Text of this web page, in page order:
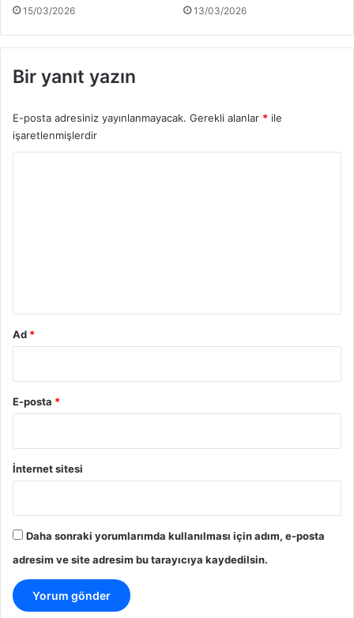
15/03/2026 13/03/2026
Bir yanıt yazın
E-posta adresiniz yayınlanmayacak. Gerekli alanlar * ile
işaretlenmişlerdir
Ad *
E-posta *
İnternet sitesi
Daha sonraki yorumlarımda kullanılması için adım, e-posta
adresim ve site adresim bu tarayıcıya kaydedilsin.